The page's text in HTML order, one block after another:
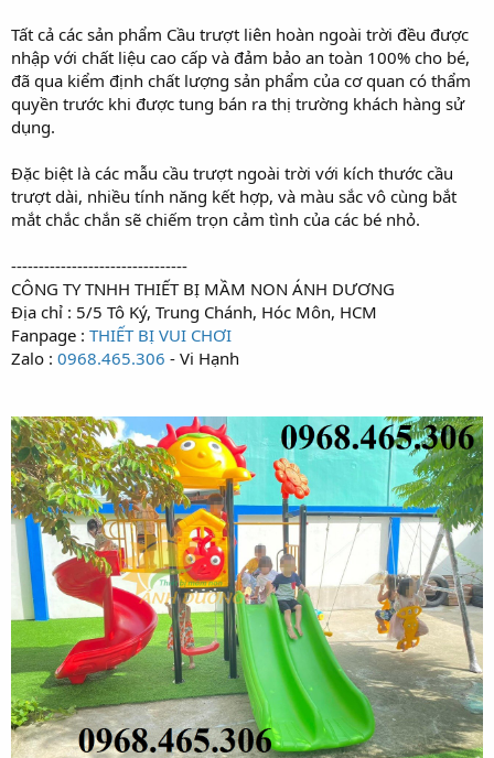
Tất cả các sản phẩm Cầu trượt liên hoàn ngoài trời đều được
nhập với chất liệu cao cấp và đảm bảo an toàn 100% cho bé,
đã qua kiểm định chất lượng sản phẩm của cơ quan có thẩm
quyền trước khi được tung bán ra thị trường khách hàng sử
dụng.
Đặc biệt là các mẫu cầu trượt ngoài trời với kích thước cầu
trượt dài, nhiều tính năng kết hợp, và màu sắc vô cùng bắt
mắt chắc chắn sẽ chiếm trọn cảm tình của các bé nhỏ.
--------------------------------
CÔNG TY TNHH THIẾT BỊ MẦM NON ÁNH DƯƠNG
Địa chỉ : 5/5 Tô Ký, Trung Chánh, Hóc Môn, HCM
Fanpage : THIẾT BỊ VUI CHƠI
Zalo : 0968.465.306 - Vi Hạnh